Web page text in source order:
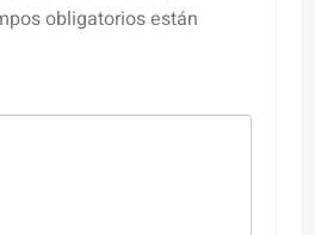
obligatorios están